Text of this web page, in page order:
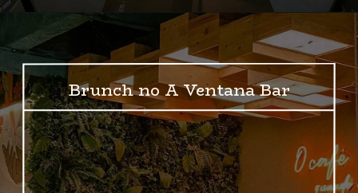
Opening https://www.instagram.com/aventanabar/
Brunch no A Ventana Bar